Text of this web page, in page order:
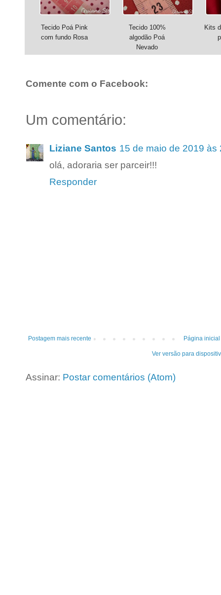
Tecido Poá Pink
com fundo Rosa
Tecido 100%
algodão Poá
Nevado
Kits
Comente com o Facebook:
Um comentário:
Liziane Santos 15 de maio de 2019 às
olá, adoraria ser parceir!!!
Responder
Postagem mais recente Página inicial
Ver versão para
Assinar: Postar comentários (Atom)